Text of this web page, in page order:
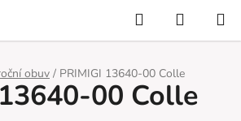
Hledat
KOŠÍK
obuv / PRIMIGI 13640-00 Colle
00 Colle